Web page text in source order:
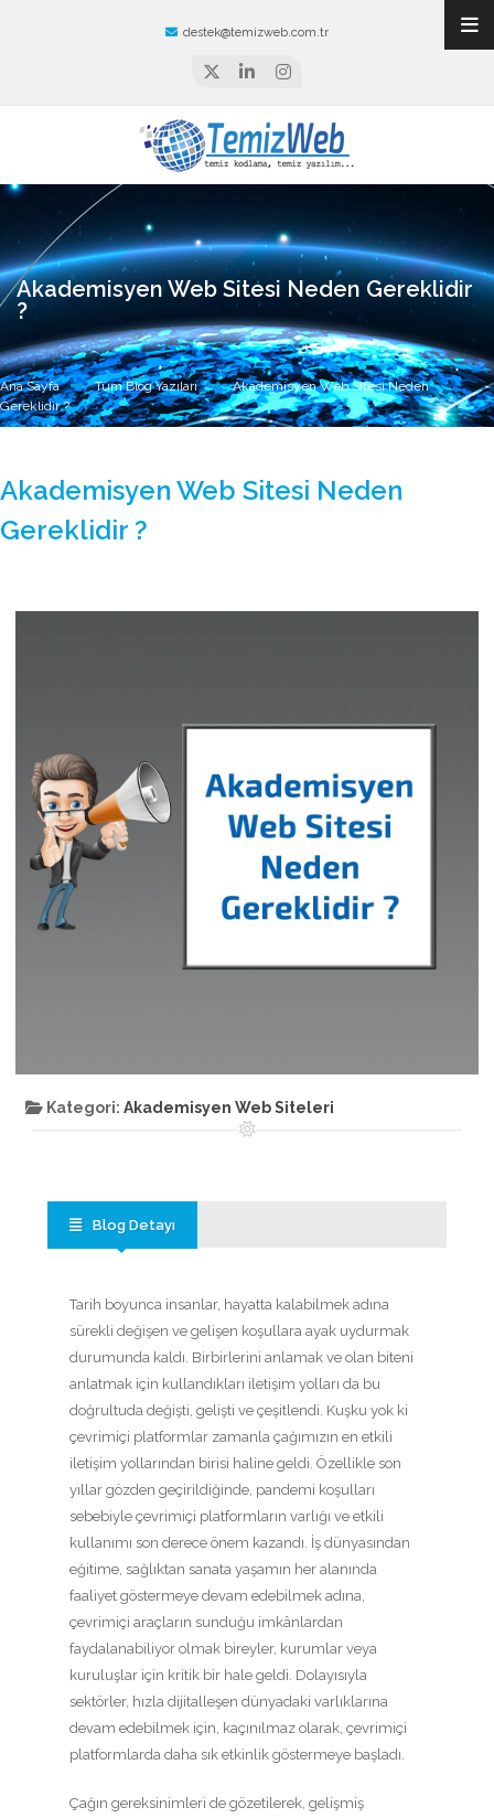
destek@temizweb.com.tr
Akademisyen Web Sitesi Neden Gereklidir
?
Ana Sayfa Tüm Blog Yazıları
Akademisyen Web Sitesi Neden
Gereklidir ?
Akademisyen Web Sitesi Neden
Gereklidir ?
Kategori: Akademisyen Web Siteleri
Blog Detayı
Tarih boyunca insanlar, hayatta kalabilmek adına
sürekli değişen ve gelişen koşullara ayak uydurmak
durumunda kaldı. Birbirlerini anlamak ve olan biteni
anlatmak için kullandıkları iletişim yolları da bu
doğrultuda değişti, gelişti ve çeşitlendi. Kuşku yok ki
çevrimiçi platformlar zamanla çağımızın en etkili
iletişim yollarından birisi haline geldi. Özellikle son
yıllar gözden geçirildiğinde, pandemi koşulları
sebebiyle çevrimiçi platformların varlığı ve etkili
kullanımı son derece önem kazandı. İş dünyasından
eğitime, sağlıktan sanata yaşamın her alanında
faaliyet göstermeye devam edebilmek adına,
çevrimiçi araçların sunduğu imkânlardan
faydalanabiliyor olmak bireyler, kurumlar veya
kuruluşlar için kritik bir hale geldi. Dolayısıyla
sektörler, hızla dijitalleşen dünyadaki varlıklarına
devam edebilmek için, kaçınılmaz olarak, çevrimiçi
platformlarda daha sık etkinlik göstermeye başladı.
Çağın gereksinimleri de gözetilerek, gelişmiş